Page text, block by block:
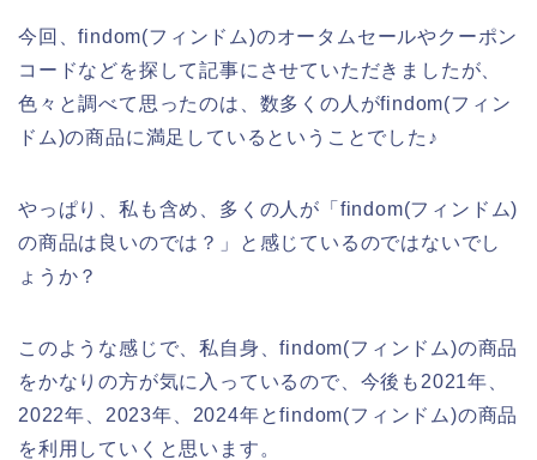
今回、findom(フィンドム)のオータムセールやクーポン
コードなどを探して記事にさせていただきましたが、
色々と調べて思ったのは、数多くの人がfindom(フィン
ドム)の商品に満足しているということでした♪
やっぱり、私も含め、多くの人が「findom(フィンドム)
の商品は良いのでは？」と感じているのではないでし
ょうか？
このような感じで、私自身、findom(フィンドム)の商品
をかなりの方が気に入っているので、今後も2021年、
2022年、2023年、2024年とfindom(フィンドム)の商品
を利用していくと思います。